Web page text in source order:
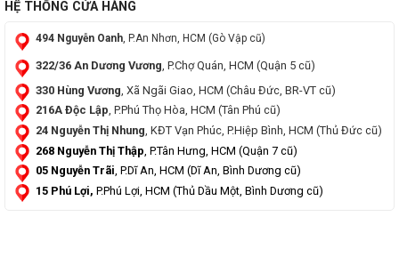
HỆ THỐNG CỬA HÀNG
494 Nguyễn Oanh, P.An Nhơn, HCM (Gò Vập cũ)
322/36 An Dương Vương, P.Chợ Quán, HCM (Quận 5 cũ)
330 Hùng Vương , Xã Ngãi Giao, HCM (Châu Đức, BR-VT cũ)
216A Độc Lập, P.Phú Thọ Hòa, HCM (Tân Phú cũ)
24 Nguyễn Thị Nhung , KĐT Vạn Phúc, P.Hiệp Bình, HCM (Thủ Đức cũ)
268 Nguyễn Thị Thập , P.Tân Hưng, HCM (Quận 7 cũ)
05 Nguyễn Trãi, P.Dĩ An, HCM (Dĩ An, Bình Dương cũ)
15 Phú Lợi, P.Phú Lợi, HCM (Thủ Dầu Một, Bình Dương cũ)